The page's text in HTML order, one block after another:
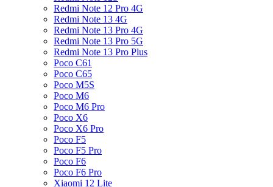
Redmi Note 12 Pro 4G
Redmi Note 13 4G
Redmi Note 13 Pro 4G
Redmi Note 13 Pro 5G
Redmi Note 13 Pro Plus
Poco C61
Poco C65
Poco M5S
Poco M6
Poco M6 Pro
Poco X6
Poco X6 Pro
Poco F5
Poco F5 Pro
Poco F6
Poco F6 Pro
Xiaomi 12 Lite